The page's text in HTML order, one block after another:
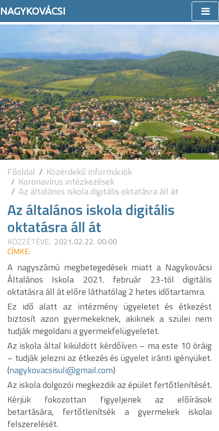
NAGYKOVÁCSI
Főoldal Közérdekű információk
Koronavírus intézkezések
Az általános iskola digitális oktatásra áll át
Az általános iskola digitális
oktatásra áll át
KÖZZÉTÉVE: 2021.02.22. 00:00
CÍMKE:
A nagyszámú megbetegedések miatt a Nagykovácsi
Általános Iskola 2021. február 23-tól digitális
oktatásra áll át előre láthatólag 2 hetes időtartamra.
Ez idő alatt az intézmény ügyeletet és étkezést
biztosít azon gyermekeknek, akiknek a szülei nem
tudják megoldani a gyermekfelügyeletet.
Az iskola által kiküldött kérdőíven – ma este 10 óráig
– tudják jelezni az étkezés és ügyelet iránti igényüket.
(nagykovacsisuli@gmail.com)
Az iskola dolgozói megkezdik az épület fertőtlenítését.
Kérjük fokozottan figyeljenek az előírások
betartására, fertőtlenítsék a gyermekek iskolai
felszerelését.